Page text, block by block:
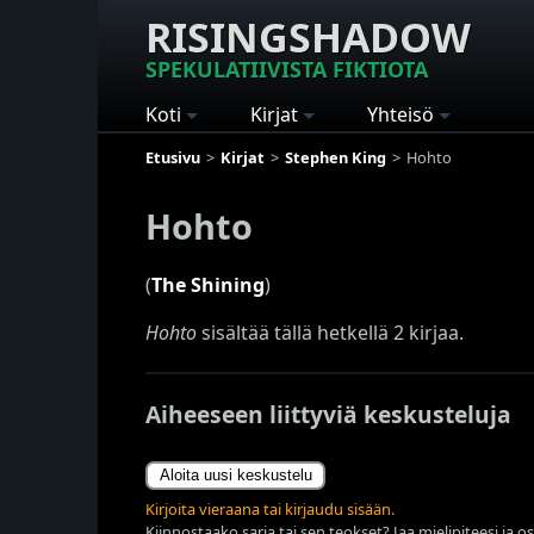
RISINGSHADOW
SPEKULATIIVISTA FIKTIOTA
Koti Kirjat Yhteisö
Etusivu Kirjat Stephen King Hohto
Hohto
(The Shining)
Hohtosisältää tällä hetkellä 2 kirjaa.
Aiheeseen liittyviä keskusteluja
Aloita uusi keskustelu
Kirjoita vieraana tai kirjaudu sisään.